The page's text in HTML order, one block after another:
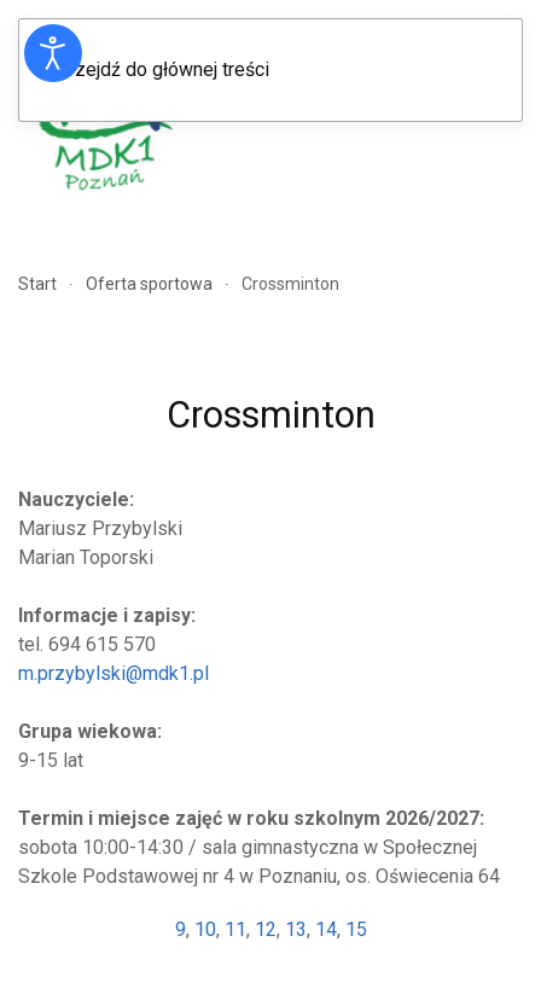
Przejdź do głównej treści
Start Oferta sportowa Crossminton
Crossminton
Nauczyciele:
Mariusz Przybylski
Marian Toporski
Informacje i zapisy:
tel. 694 615 570
m.przybylski@mdk1.pl
Grupa wiekowa:
9-15 lat
Termin i miejsce zajęć w roku szkolnym 2026/2027:
sobota 10:00-14:30 / sala gimnastyczna w Społecznej
Szkole Podstawowej nr 4 w Poznaniu, os. Oświecenia 64
9, 10, 11, 12, 13, 14, 15